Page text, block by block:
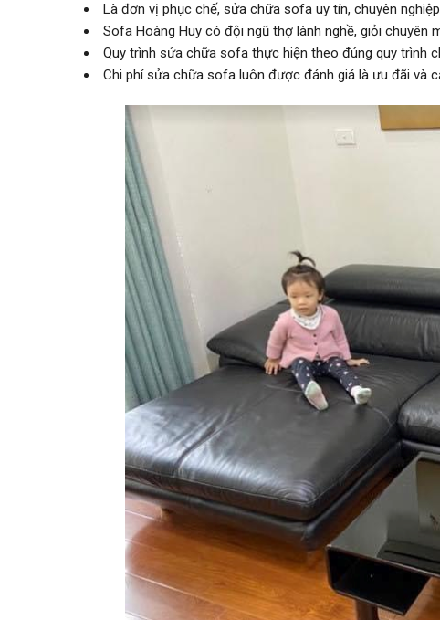
Là đơn vị phục chế, sửa chữa sofa uy tín, chuyên
Sofa Hoàng Huy có đội ngũ thợ lành nghề, giỏi chuyên
Quy trình sửa chữa sofa thực hiện theo đúng quy trình
Chi phí sửa chữa sofa luôn được đánh giá là ưu đãi và